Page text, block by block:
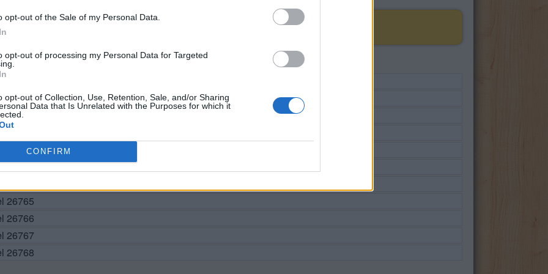
opt-out of the Sale of my Personal Data.
opt-out of processing my Personal Data for Targeted
opt-out of Collection, Use, Retention, Sale, and/or Sharing
Data that Is Unrelated with the Purposes for which it
CONFIRM
BUSCAR MÁS RESPUESTAS
26759
26762
26763
26765
26766
26767
26768